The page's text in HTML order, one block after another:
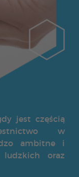
jest częścią
w
ambitne i
ludzkich oraz